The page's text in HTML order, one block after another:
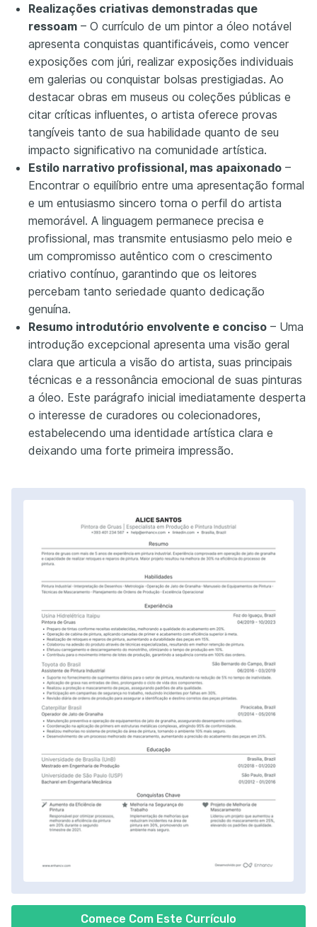
Comece Com Este Currículo
Realizações criativas demonstradas que
ressoam – O currículo de um pintor a óleo notável
apresenta conquistas quantificáveis, como vencer
exposições com júri, realizar exposições individuais
em galerias ou conquistar bolsas prestigiadas. Ao
destacar obras em museus ou coleções públicas e
citar críticas influentes, o artista oferece provas
tangíveis tanto de sua habilidade quanto de seu
impacto significativo na comunidade artística.
Estilo narrativo profissional, mas apaixonado –
Encontrar o equilíbrio entre uma apresentação formal
e um entusiasmo sincero torna o perfil do artista
memorável. A linguagem permanece precisa e
profissional, mas transmite entusiasmo pelo meio e
um compromisso autêntico com o crescimento
criativo contínuo, garantindo que os leitores
percebam tanto seriedade quanto dedicação
genuína.
Resumo introdutório envolvente e conciso – Uma
introdução excepcional apresenta uma visão geral
clara que articula a visão do artista, suas principais
técnicas e a ressonância emocional de suas pinturas
a óleo. Este parágrafo inicial imediatamente desperta
o interesse de curadores ou colecionadores,
estabelecendo uma identidade artística clara e
deixando uma forte primeira impressão.